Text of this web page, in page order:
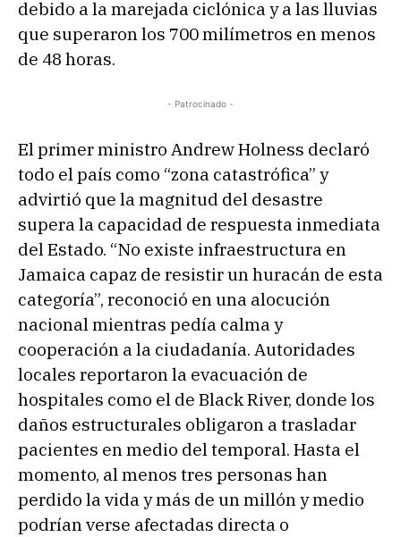
debido a la marejada ciclónica y a las lluvias
que superaron los 700 milímetros en menos
de 48 horas.
- Patrocinado -
El primer ministro Andrew Holness declaró
todo el país como “zona catastrófica” y
advirtió que la magnitud del desastre
supera la capacidad de respuesta inmediata
del Estado. “No existe infraestructura en
Jamaica capaz de resistir un huracán de esta
categoría”, reconoció en una alocución
nacional mientras pedía calma y
cooperación a la ciudadanía. Autoridades
locales reportaron la evacuación de
hospitales como el de Black River, donde los
daños estructurales obligaron a trasladar
pacientes en medio del temporal. Hasta el
momento, al menos tres personas han
perdido la vida y más de un millón y medio
podrían verse afectadas directa o